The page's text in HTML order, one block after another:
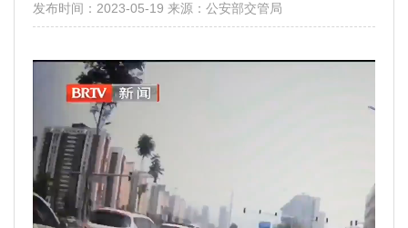
发布时间：2023-05-19 来源：公安部交管局